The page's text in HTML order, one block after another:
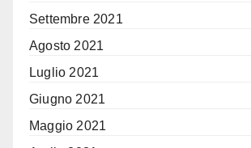
Settembre 2021
Agosto 2021
Luglio 2021
Giugno 2021
Maggio 2021